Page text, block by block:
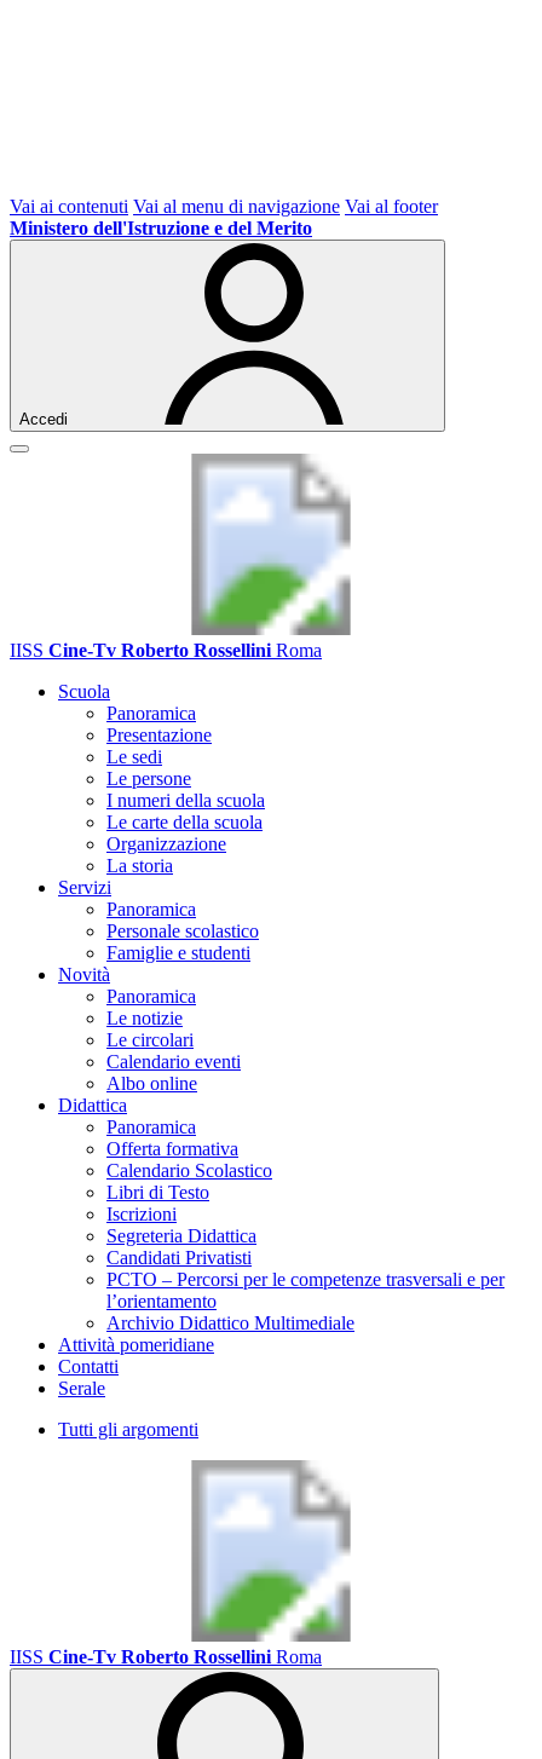
Vai ai contenuti Vai al menu di navigazione Vai al footer
Ministero dell'Istruzione e del Merito
Accedi
IISS Cine-Tv Roberto Rossellini Roma
Scuola
Panoramica
Presentazione
Le sedi
Le persone
I numeri della scuola
Le carte della scuola
Organizzazione
La storia
Servizi
Panoramica
Personale scolastico
Famiglie e studenti
Novità
Panoramica
Le notizie
Le circolari
Calendario eventi
Albo online
Didattica
Panoramica
Offerta formativa
Calendario Scolastico
Libri di Testo
Iscrizioni
Segreteria Didattica
Candidati Privatisti
PCTO – Percorsi per le competenze trasversali e per
l’orientamento
Archivio Didattico Multimediale
Attività pomeridiane
Contatti
Serale
Tutti gli argomenti
IISS Cine-Tv Roberto Rossellini Roma